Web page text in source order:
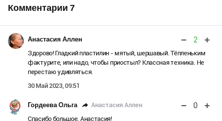
Комментарии 7
Анастасия Аллен 2
Здорово! Гладкий пластилин - мятый, шершавый. Тёпленьким
фактурите, или надо, чтобы приостыл? Классная техника. Не
перестаю удивляться.
30 Май 2023, 09:51
Гордеева Ольга Анастасия Аллен 0
Спасибо большое, Анастасия!